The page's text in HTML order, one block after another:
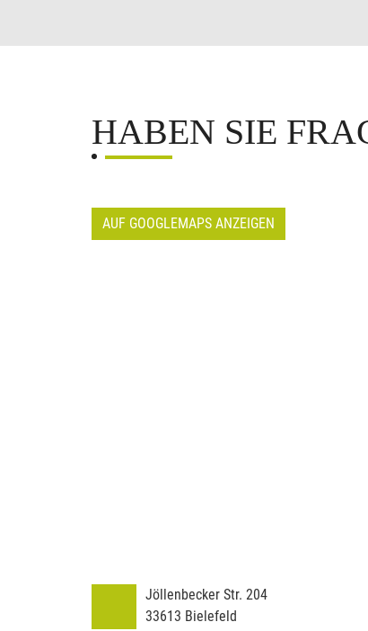
HABEN SIE
AUF GOOGLEMAPS ANZEIGEN
Jöllenbecker Str. 204
33613 Bielefeld